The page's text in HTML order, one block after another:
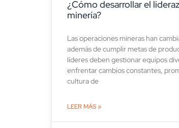
¿Cómo desarrollar el
minería?
Las operaciones mineras han
además de cumplir metas de
líderes deben gestionar equipos
enfrentar cambios constantes,
cultura de
LEER MÁS »